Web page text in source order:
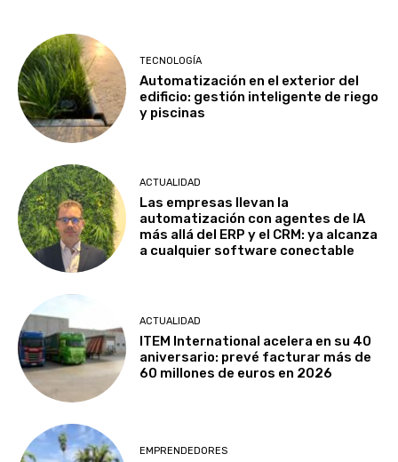
TECNOLOGÍA
Automatización en el exterior del
edificio: gestión inteligente de riego
y piscinas
ACTUALIDAD
Las empresas llevan la
automatización con agentes de IA
más allá del ERP y el CRM: ya alcanza
a cualquier software conectable
ACTUALIDAD
ITEM International acelera en su 40
aniversario: prevé facturar más de
60 millones de euros en 2026
EMPRENDEDORES